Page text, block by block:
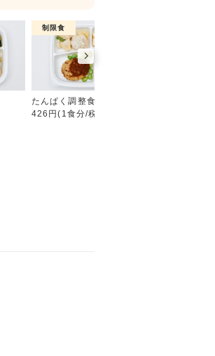
糖質制限食
制限食
たんぱく調整食
426円(1食分/税込)